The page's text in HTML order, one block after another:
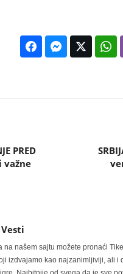
PRED
važne
na našem sajtu možete pronaći
izdvajamo kao najzanimljiviji, ali i